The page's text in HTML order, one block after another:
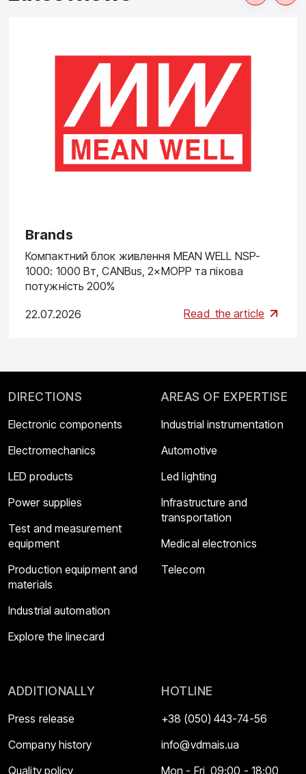
Brands
Компактний блок живлення MEAN WELL NSP-
1000: 1000 Вт, CANBus, 2×MOPP та пікова
потужність 200%
22.07.2026 Read the article
DIRECTIONS
Electronic components
Electromechanics
LED products
Power supplies
Test and measurement
equipment
Production equipment and
materials
Industrial automation
Explore the linecard
AREAS OF EXPERTISE
Industrial instrumentation
Automotive
Led lighting
Infrastructure and
transportation
Medical electronics
Telecom
ADDITIONALLY
Press release
Company history
Quality policy
HOTLINE
+38 (050) 443-74-56
info@vdmais.ua
Mon - Fri, 09:00 - 18:00